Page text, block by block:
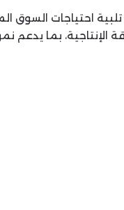
احتياجات السوق
الإنتاجية، بما يدعم